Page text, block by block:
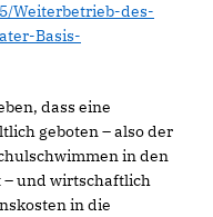
Weiterbetrieb-des-
Basis-
dass eine
geboten – also der
in den
– und wirtschaftlich
in die